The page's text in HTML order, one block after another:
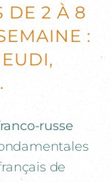
DE 2 À 8
:
russe
de